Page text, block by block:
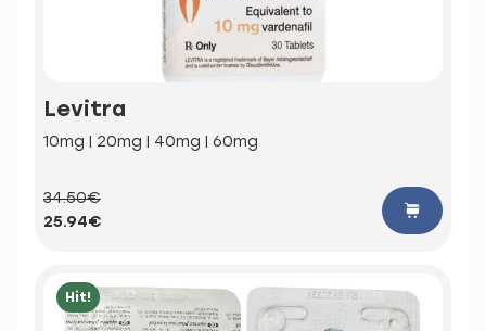
Levitra
10mg | 20mg | 40mg | 60mg
34.50€
25.94€
Hit!